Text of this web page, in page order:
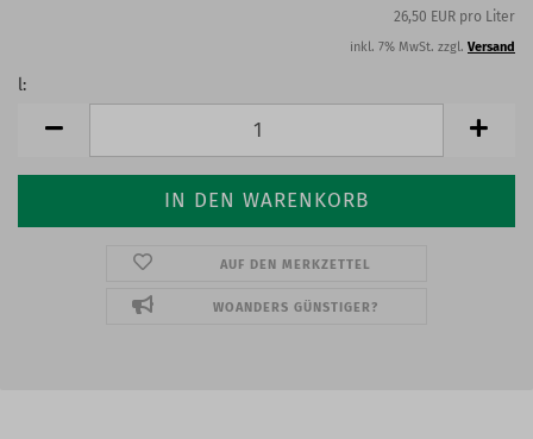
26,50 EUR pro Liter
inkl. 7% MwSt. zzgl. Versand
l:
AUF DEN MERKZETTEL
WOANDERS GÜNSTIGER?